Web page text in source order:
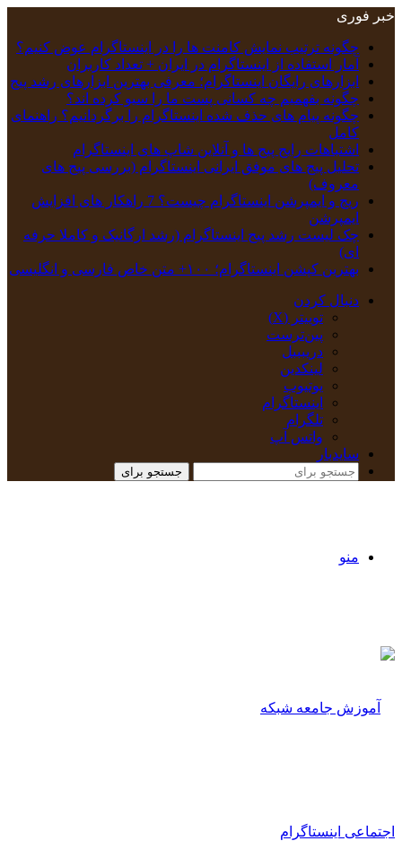
خبر فوری
چگونه ترتیب نمایش کامنت‌ ها را در اینستاگرام عوض کنیم؟
آمار استفاده از اینستاگرام در ایران + تعداد کاربران
ابزارهای رایگان اینستاگرام؛ معرفی بهترین ابزارهای رشد پیج
چگونه بفهمیم چه کسانی پست ما را سیو کرده اند؟
چگونه پیام‌ های حذف‌ شده اینستاگرام را برگردانیم؟ راهنمای
کامل
اشتباهات رایج پیج ها و آنلاین شاپ های اینستاگرام
تحلیل پیج‌ های موفق ایرانی اینستاگرام (بررسی پیج های
معروف)
ریچ و ایمپرشن اینستاگرام چیست؟ 7 راهکار های افزایش
ایمپرشن
چک‌ لیست رشد پیج اینستاگرام (رشد ارگانیک و کاملا حرفه
ای)
بهترین کپشن‌ اینستاگرام؛ ۱۰۰+ متن خاص فارسی و انگلیسی
دنبال کردن
توییتر (X)
‫پین‌ترست
دریبببل
لینکدین
یوتیوب
اینستاگرام
تلگرام
واتس آپ
سایدبار
جستجو برای
منو